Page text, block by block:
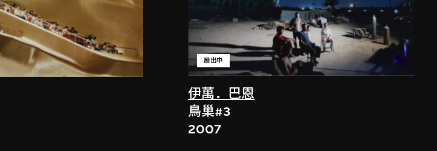
伊萬．巴恩
展出中
鳥巢#3
2007